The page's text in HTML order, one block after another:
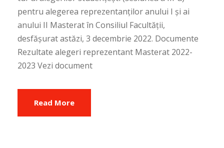
pentru alegerea reprezentanților anului I și ai
anului II Masterat în Consiliul Facultății,
desfășurat astăzi, 3 decembrie 2022. Documente
Rezultate alegeri reprezentant Masterat 2022-
2023 Vezi document
Read More